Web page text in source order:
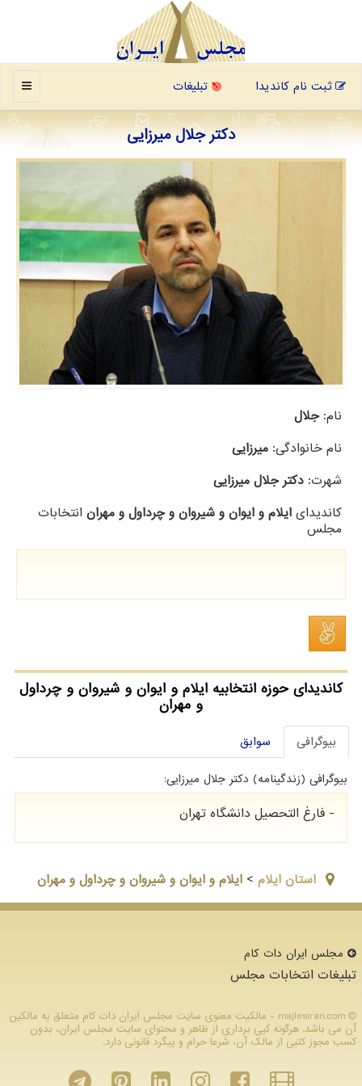
منو ثبت نام کاندیدا تبلیغات
دکتر جلال میرزایی
نام:جلال
نام خانوادگی: میرزایی
شهرت: دکتر جلال میرزایی
کاندیدای ایلام و ایوان و شیروان و چرداول و مهران انتخابات
مجلس
کاندیدای حوزه انتخابیه ایلام و ایوان و شیروان و چرداول
و مهران
بیوگرافی سوابق
بیوگرافی (زندگینامه) دکتر جلال میرزایی:
- فارغ التحصیل دانشگاه تهران
استان ايلام > ایلام و ایوان و شیروان و چرداول و مهران
مجلس ایران دات كام
تبلیغات انتخابات مجلس
majlesiran.com - مالکیت معنوی سایت مجلس ایران دات كام متعلق به مالکین
آن می باشد. هرگونه کپی برداری از ظاهر و محتوای سایت مجلس ایران، بدون
کسب مجوز کتبی از مالک آن، شرعا حرام و پیگرد قانونی دارد.